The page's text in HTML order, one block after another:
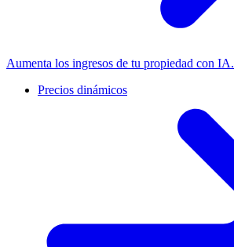
Aumenta los ingresos de tu propiedad con IA.
Precios dinámicos